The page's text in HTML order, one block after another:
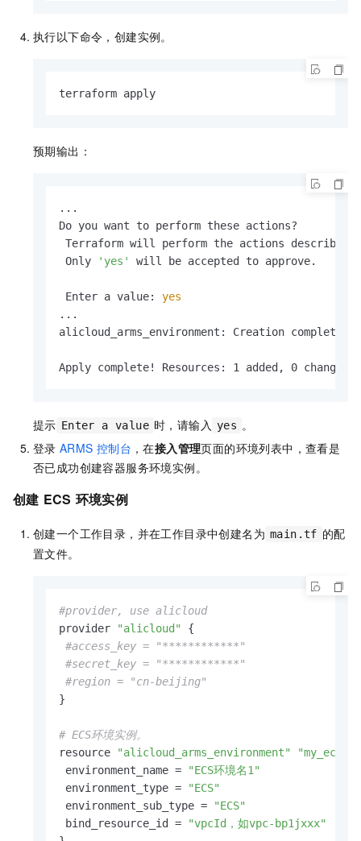
执行以下命令，创建实例。
terraform apply
预期输出：
...
Do you want to perform these actions?
Terraform will perform the actions described
Only
'yes' will be accepted to approve.
Enter a value: yes
...
alicloud_arms_environment: Creation complete
Apply complete! Resources: 1 added, 0
提示 Enter a value 时，请输入 yes 。
登录 ARMS 控制台 ，在接入管理页面的环境列表中，查看是
否已成功创建容器服务环境实例。
创建 ECS 环境实例
创建一个工作目录，并在工作目录中创建名为 main.tf 的配
置文件。
#provider, use alicloud
provider
"alicloud"
{
#access_key = "************"
#secret_key = "************"
#region = "cn-beijing"
}
# ECS环境实例。
resource
"alicloud_arms_environment"
"my_ecs-
environment_name =
"ECS环境名1"
environment_type =
"ECS"
environment_sub_type =
"ECS"
bind_resource_id =
"vpcId，如vpc-bp1jxxx"